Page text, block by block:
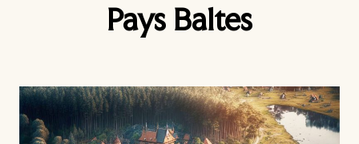
Pays Baltes